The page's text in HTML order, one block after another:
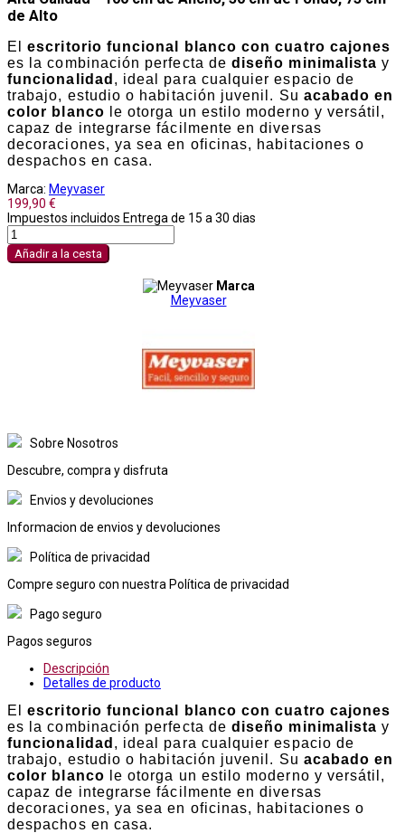
de Alto
Elescritorio funcional blanco con cuatro cajones
es la combinación perfecta de diseño minimalista y
funcionalidad , ideal para cualquier espacio de
trabajo, estudio o habitación juvenil. Su acabado en
color blanco le otorga un estilo moderno y versátil,
capaz de integrarse fácilmente en diversas
decoraciones, ya sea en oficinas, habitaciones o
despachos en casa.
Marca: Meyvaser
199,90 €
Impuestos incluidos Entrega de 15 a 30 dias
Añadir a la cesta
Marca
Meyvaser
Sobre Nosotros
Descubre, compra y disfruta
Envios y devoluciones
Informacion de envios y devoluciones
Política de privacidad
Compre seguro con nuestra Política de privacidad
Pago seguro
Pagos seguros
Descripción
Detalles de producto
Elescritorio funcional blanco con cuatro cajones
es la combinación perfecta de diseño minimalista y
funcionalidad , ideal para cualquier espacio de
trabajo, estudio o habitación juvenil. Su acabado en
color blanco le otorga un estilo moderno y versátil,
capaz de integrarse fácilmente en diversas
decoraciones, ya sea en oficinas, habitaciones o
despachos en casa.